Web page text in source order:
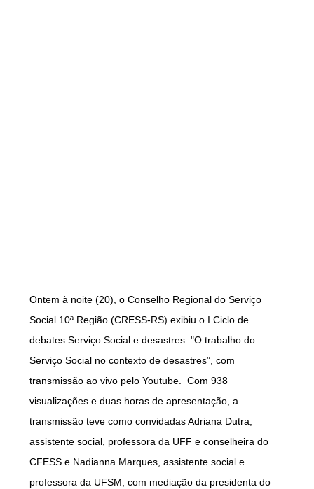
Ontem à noite (20), o Conselho Regional do Serviço
Social 10ª Região (CRESS-RS) exibiu o I Ciclo de
debates Serviço Social e desastres: "O trabalho do
Serviço Social no contexto de desastres”, com
transmissão ao vivo pelo Youtube. Com 938
visualizações e duas horas de apresentação, a
transmissão teve como convidadas Adriana Dutra,
assistente social, professora da UFF e conselheira do
CFESS e Nadianna Marques, assistente social e
professora da UFSM, com mediação da presidenta do